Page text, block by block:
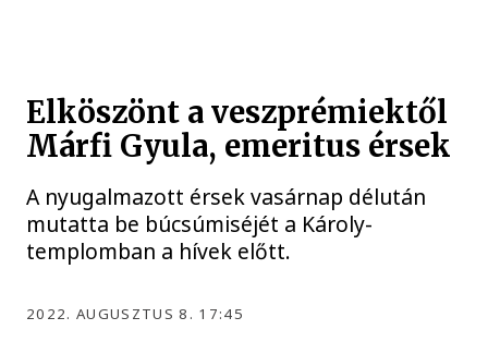
Elköszönt a veszprémiektől
Márfi Gyula, emeritus érsek
A nyugalmazott érsek vasárnap délután
mutatta be búcsúmiséjét a Károly-
templomban a hívek előtt.
2022. AUGUSZTUS 8. 17:45